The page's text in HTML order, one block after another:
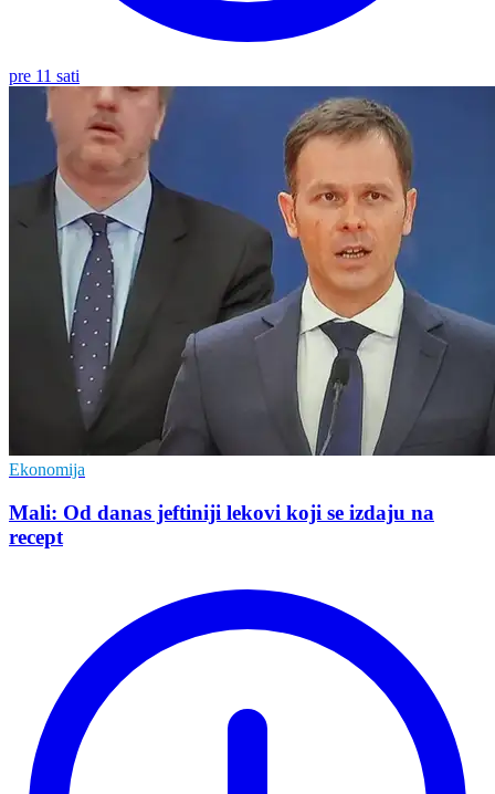
pre 11 sati
Ekonomija
Mali: Od danas jeftiniji lekovi koji se izdaju na
recept